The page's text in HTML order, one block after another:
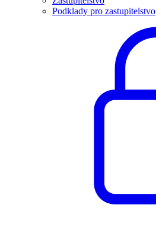
Podklady pro zastupitelstvo